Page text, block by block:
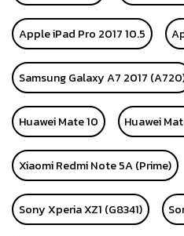
Apple iPad Pro 2017 10.5
Samsung Galaxy A7 2017
Huawei Mate 10 Huawei
Xiaomi Redmi Note 5A (Prime)
Sony Xperia XZ1 (G8341)